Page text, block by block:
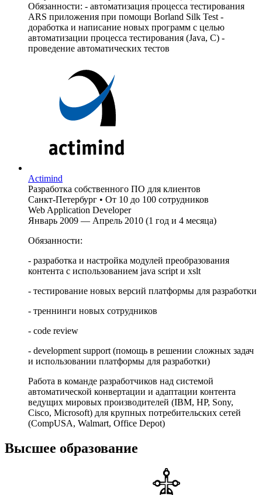
Обязанности: - автоматизация процесса тестирования
ARS приложения при помощи Borland Silk Test -
доработка и написание новых программ с целью
автоматизации процесса тестирования (Java, C) -
проведение автоматических тестов
Actimind
Разработка собственного ПО для клиентов
Санкт-Петербург • От 10 до 100 сотрудников
Web Application Developer
Январь 2009 — Апрель 2010 (1 год и 4 месяца)
Обязанности:
- разработка и настройка модулей преобразования
контента с использованием java script и xslt
- тестирование новых версий платформы для разработки
- треннинги новых сотрудников
- code review
- development support (помощь в решении сложных задач
и использовании платформы для разработки)
Работа в команде разработчиков над системой
автоматической конвертации и адаптации контента
ведущих мировых производителей (IBM, HP, Sony,
Cisco, Microsoft) для крупных потребительских сетей
(CompUSA, Walmart, Office Depot)
Высшее образование